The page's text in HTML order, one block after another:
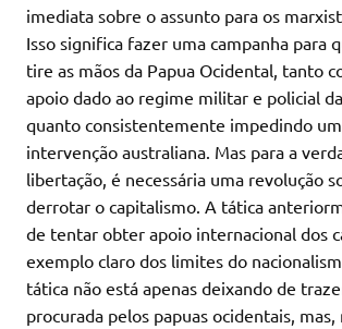
imediata sobre o assunto para os
Isso significa fazer uma campanha para
tire as mãos da Papua Ocidental, tanto
apoio dado ao regime militar e policial
quanto consistentemente impedindo
intervenção australiana. Mas para a
libertação, é necessária uma revolução
derrotar o capitalismo. A tática
de tentar obter apoio internacional dos
exemplo claro dos limites do
tática não está apenas deixando de
procurada pelos papuas ocidentais, mas,